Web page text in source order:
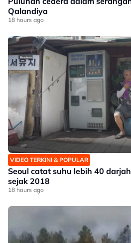
Qalandiya
18 hours ago
VIDEO TERKINI & POPULAR
Seoul catat suhu lebih 40
sejak 2018
18 hours ago